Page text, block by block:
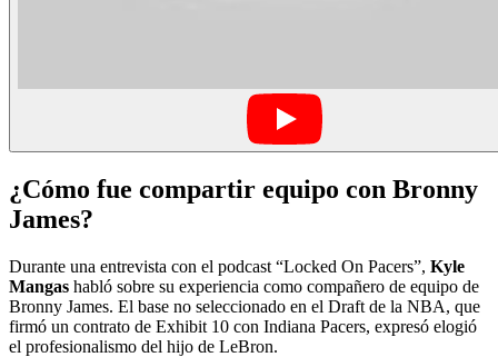
¿Cómo fue compartir equipo con Bronny
James?
Durante una entrevista con el podcast “Locked On Pacers”, Kyle
Mangas habló sobre su experiencia como compañero de equipo de
Bronny James. El base no seleccionado en el Draft de la NBA, que
firmó un contrato de Exhibit 10 con Indiana Pacers, expresó elogió
el profesionalismo del hijo de LeBron.